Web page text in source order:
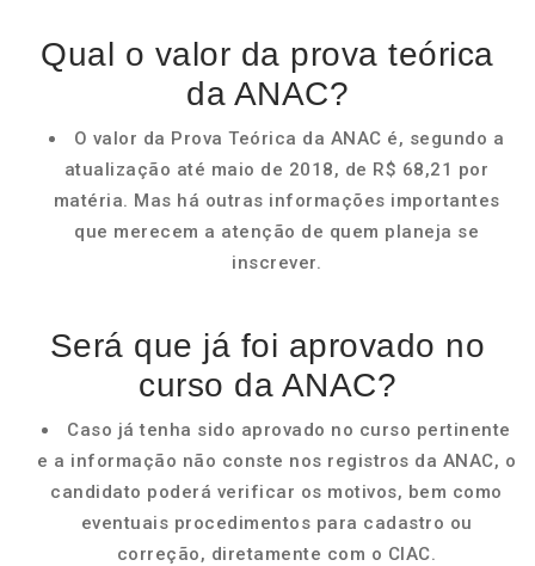
Qual o valor da prova teórica
da ANAC?
O valor da Prova Teórica da ANAC é, segundo a
atualização até maio de 2018, de R$ 68,21 por
matéria. Mas há outras informações importantes
que merecem a atenção de quem planeja se
inscrever.
Será que já foi aprovado no
curso da ANAC?
Caso já tenha sido aprovado no curso pertinente
e a informação não conste nos registros da ANAC, o
candidato poderá verificar os motivos, bem como
eventuais procedimentos para cadastro ou
correção, diretamente com o CIAC.